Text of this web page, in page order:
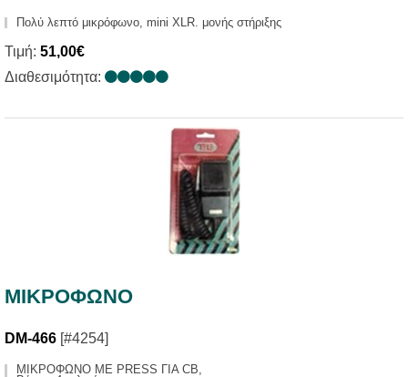
Πολύ λεπτό μικρόφωνο, mini XLR. μονής στήριξης
Τιμή: 51,00€
Διαθεσιμότητα:
ΜΙΚΡΟΦΩΝΟ
DM-466 [#4254]
ΜΙΚΡΟΦΩΝΟ ΜΕ PRESS ΓΙΑ CB,